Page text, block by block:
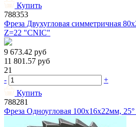
Купить
788353
Фреза Двухугловая симметричная
Z=22 "CNIC"
9 673.42 руб
11 801.57 руб
21
-
+
Купить
788281
Фреза Одноугловая 100х16х22мм,